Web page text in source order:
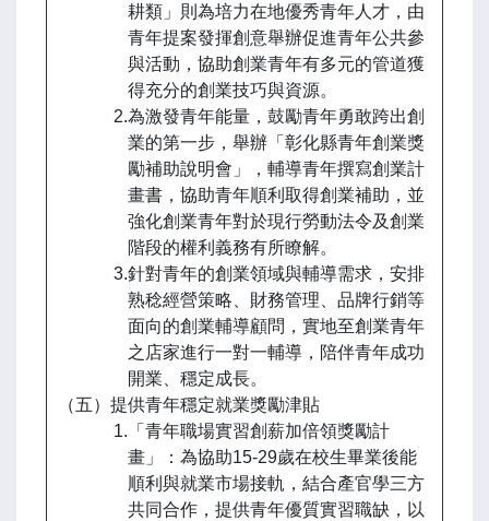
耕類」則為培力在地優秀青年人才，由
青年提案發揮創意舉辦促進青年公共參
與活動，協助創業青年有多元的管道獲
得充分的創業技巧與資源。
2.為激發青年能量，鼓勵青年勇敢跨出創
業的第一步，舉辦「彰化縣青年創業獎
勵補助說明會」，輔導青年撰寫創業計
畫書，協助青年順利取得創業補助，並
強化創業青年對於現行勞動法令及創業
階段的權利義務有所瞭解。
3.針對青年的創業領域與輔導需求，安排
熟稔經營策略、財務管理、品牌行銷等
面向的創業輔導顧問，實地至創業青年
之店家進行一對一輔導，陪伴青年成功
開業、穩定成長。
（五）提供青年穩定就業獎勵津貼
1.「青年職場實習創薪加倍領獎勵計
畫」：為協助15-29歲在校生畢業後能
順利與就業市場接軌，結合產官學三方
共同合作，提供青年優質實習職缺，以